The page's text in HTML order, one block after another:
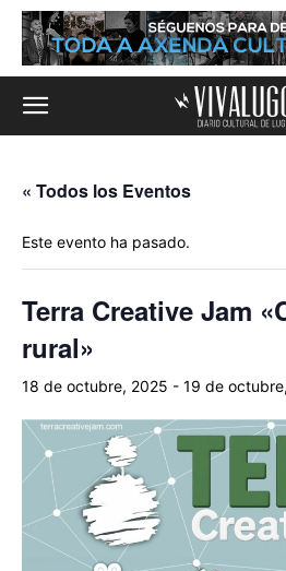
« Todos los Eventos
Este evento ha pasado.
Terra Creative Jam
rural»
18 de octubre, 2025 - 19 de